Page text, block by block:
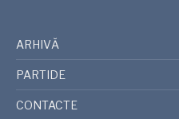
ARHIVĂ
PARTIDE
CONTACTE